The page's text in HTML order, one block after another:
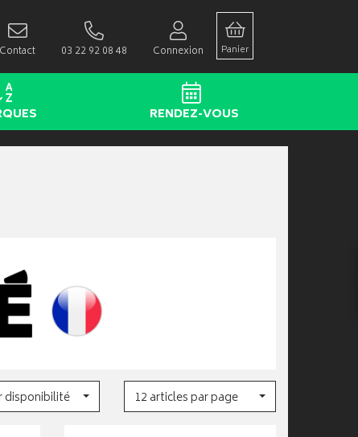
Contact 03 22 92 08 48 Connexion Panier
RENDEZ-VOUS
disponibilité 12 articles par page